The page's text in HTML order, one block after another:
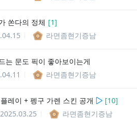
쏜다의 정체 [1]
라면좀현기증남
는 문도 픽이 좋아보이는게
라면좀현기증남
레이 + 펭구 가렌 스킨 공개 [10]
2025.03.25 라면좀현기증남